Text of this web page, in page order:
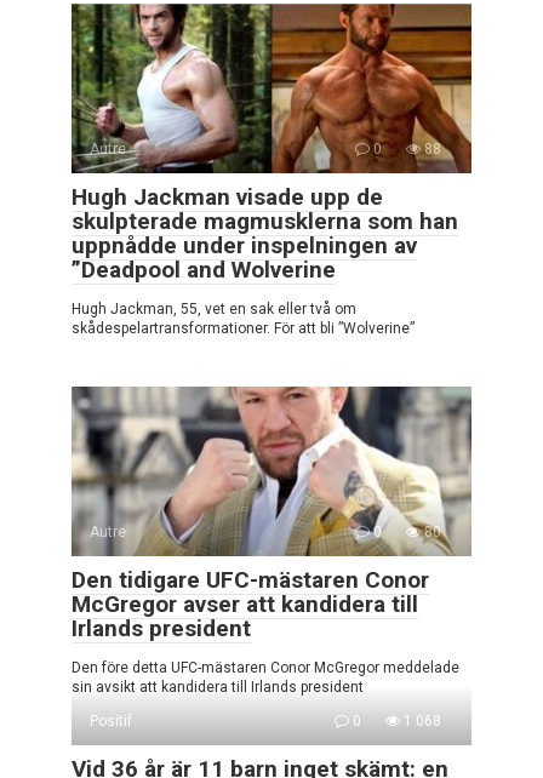
Autre 0 88
Hugh Jackman visade upp de
skulpterade magmusklerna som han
uppnådde under inspelningen av
”Deadpool and Wolverine
Hugh Jackman, 55, vet en sak eller två om
skådespelartransformationer. För att bli ”Wolverine”
Autre 0 80
Den tidigare UFC-mästaren Conor
McGregor avser att kandidera till
Irlands president
Den före detta UFC-mästaren Conor McGregor meddelade
sin avsikt att kandidera till Irlands president
Positif
0 1 068
Vid 36 år är 11 barn inget skämt: en